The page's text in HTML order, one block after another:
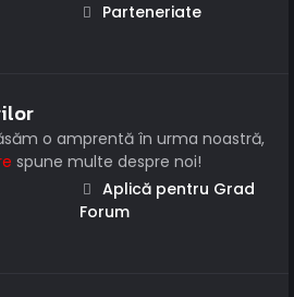
Parteneriate
o amprentă în urma noastră,
spune multe despre noi!
Aplică pentru Grad
Forum